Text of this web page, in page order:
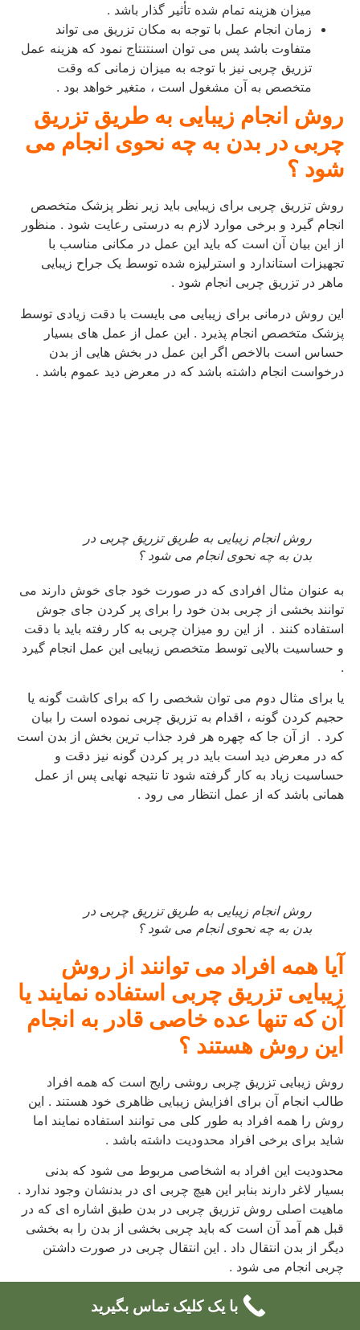
میزان هزینه تمام شده تأثیر گذار باشد .
زمان انجام عمل با توجه به مکان تزریق می تواند
متفاوت باشد پس می توان اسنتنتاج نمود که هزینه عمل
تزریق چربی نیز با توجه به میزان زمانی که وقت
متخصص به آن مشغول است ، متغیر خواهد بود .
روش انجام زیبایی به طریق تزریق
چربی در بدن به چه نحوی انجام می
شود ؟
روش تزریق چربی برای زیبایی باید زیر نظر پزشک متخصص
انجام گیرد و برخی موارد لازم به درستی رعایت شود . منظور
از این بیان آن است که باید این عمل در مکانی مناسب با
تجهیزات استاندارد و استرلیزه شده توسط یک جراح زیبایی
ماهر در تزریق چربی انجام شود .
این روش درمانی برای زیبایی می بایست با دقت زیادی توسط
پزشک متخصص انجام پذیرد . این عمل از عمل های بسیار
حساس است بالاخص اگر این عمل در بخش هایی از بدن
درخواست انجام داشته باشد که در معرض دید عموم باشد .
روش انجام زیبایی به طریق تزریق چربی در
بدن به چه نحوی انجام می شود ؟
به عنوان مثال افرادی که در صورت خود جای خوش دارند می
توانند بخشی از چربی بدن خود را برای پر کردن جای جوش
استفاده کنند . از این رو میزان چربی به کار رفته باید با دقت
و حساسیت بالایی توسط متخصص زیبایی این عمل انجام گیرد
.
یا برای مثال دوم می توان شخصی را که برای کاشت گونه یا
حجیم کردن گونه ، اقدام به تزریق چربی نموده است را بیان
کرد . از آن جا که چهره هر فرد جذاب ترین بخش از بدن است
که در معرض دید است باید در پر کردن گونه نیز دقت و
حساسیت زیاد به کار گرفته شود تا نتیجه نهایی پس از عمل
همانی باشد که از عمل انتظار می رود .
روش انجام زیبایی به طریق تزریق چربی در
بدن به چه نحوی انجام می شود ؟
آیا همه افراد می توانند از روش
زیبایی تزریق چربی استفاده نمایند یا
آن که تنها عده خاصی قادر به انجام
این روش هستند ؟
روش زیبایی تزریق چربی روشی رایج است که همه افراد
طالب انجام آن برای افزایش زیبایی ظاهری خود هستند . این
روش را همه افراد به طور کلی می توانند استفاده نمایند اما
شاید برای برخی افراد محدودیت داشته باشد .
محدودیت این افراد به اشخاصی مربوط می شود که بدنی
بسیار لاغر دارند بنابر این هیچ چربی ای در بدنشان وجود ندارد .
ماهیت اصلی روش تزریق چربی در بدن طبق اشاره ای که در
قبل هم آمد آن است که باید چربی بخشی از بدن را به بخشی
دیگر از بدن انتقال داد . این انتقال چربی در صورت داشتن
چربی انجام می شود .
افراد بسیار لاغری که چربی خاصی ندارند قادر نیستند از این
مورد استفاده کنند . راه حل این دسته از افراد آن است که از
با یک کلیک تماس بگیرید